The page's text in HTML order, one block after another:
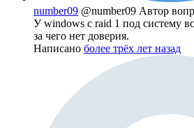
number09 @number09 Автор
У windows с raid 1 под систему
за чего нет доверия.
Написано более трёх лет назад